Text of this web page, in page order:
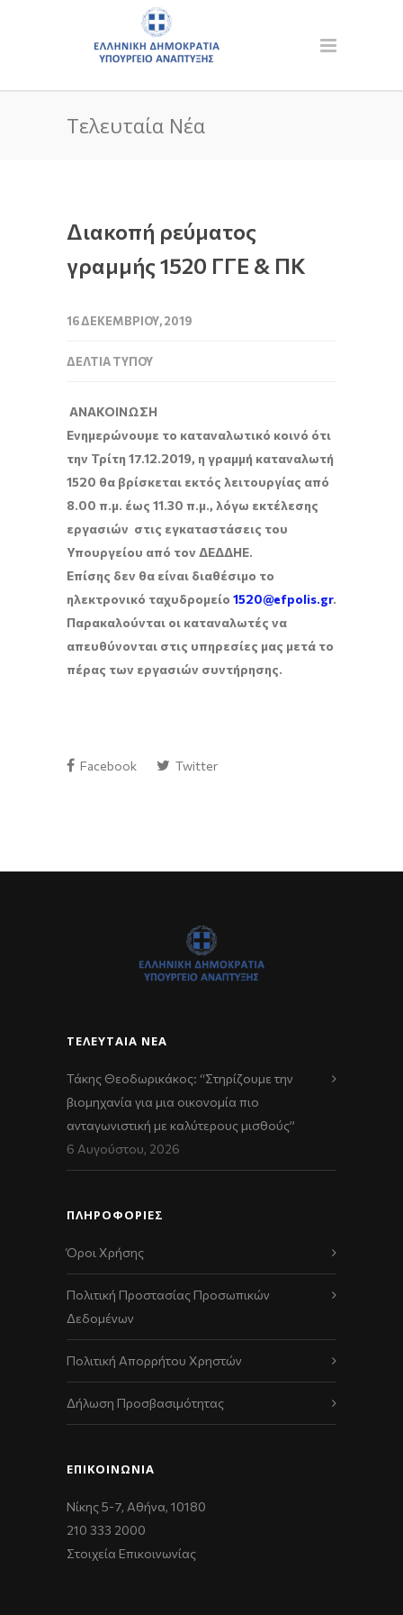
Τελευταία Νέα
Διακοπή ρεύματος
γραμμής 1520 ΓΓΕ & ΠΚ
16 ΔΕΚΕΜΒΡΊΟΥ, 2019
ΔΕΛΤΊΑ ΤΎΠΟΥ
ΑΝΑΚΟΙΝΩΣΗ
Ενημερώνουμε το καταναλωτικό κοινό ότι
την Τρίτη 17.12.2019, η γραμμή καταναλωτή
1520 θα βρίσκεται εκτός λειτουργίας από
8.00 π.μ. έως 11.30 π.μ., λόγω εκτέλεσης
εργασιών στις εγκαταστάσεις του
Υπουργείου από τον ΔΕΔΔΗΕ.
Επίσης δεν θα είναι διαθέσιμο το
ηλεκτρονικό ταχυδρομείο 1520@efpolis.gr.
Παρακαλούνται οι καταναλωτές να
απευθύνονται στις υπηρεσίες μας μετά το
πέρας των εργασιών συντήρησης.
Facebook Twitter
ΤΕΛΕΥΤΑΊΑ ΝΈΑ
Τάκης Θεοδωρικάκος: “Στηρίζουμε την
βιομηχανία για μια οικονομία πιο
ανταγωνιστική με καλύτερους μισθούς”
6 Αυγούστου, 2026
ΠΛΗΡΟΦΟΡΙΕΣ
Όροι Χρήσης
Πολιτική Προστασίας Προσωπικών
Δεδομένων
Πολιτική Απορρήτου Χρηστών
Δήλωση Προσβασιμότητας
ΕΠΙΚΟΙΝΩΝΊΑ
Νίκης 5-7, Αθήνα, 10180
210 333 2000
Στοιχεία Επικοινωνίας